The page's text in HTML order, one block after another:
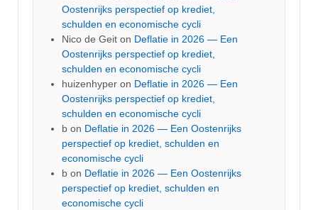
Oostenrijks perspectief op krediet,
schulden en economische cycli
Nico de Geit on Deflatie in 2026 — Een
Oostenrijks perspectief op krediet,
schulden en economische cycli
huizenhyper on Deflatie in 2026 — Een
Oostenrijks perspectief op krediet,
schulden en economische cycli
b on Deflatie in 2026 — Een Oostenrijks
perspectief op krediet, schulden en
economische cycli
b on Deflatie in 2026 — Een Oostenrijks
perspectief op krediet, schulden en
economische cycli